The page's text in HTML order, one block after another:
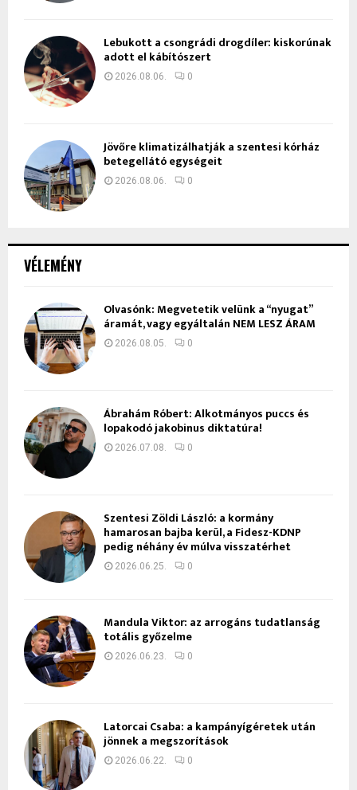
VÉLEMÉNY
Olvasónk: Megvetetik velünk a “nyugat”
áramát, vagy egyáltalán NEM LESZ ÁRAM
2026.08.05. 0
Ábrahám Róbert: Alkotmányos puccs és
lopakodó jakobinus diktatúra!
2026.07.08. 0
Szentesi Zöldi László: a kormány
hamarosan bajba kerül, a Fidesz-KDNP
pedig néhány év múlva visszatérhet
2026.06.25. 0
Mandula Viktor: az arrogáns tudatlanság
totális győzelme
2026.06.23. 0
Latorcai Csaba: a kampányígéretek után
jönnek a megszorítások
2026.06.22. 0
Lebukott a csongrádi drogdíler: kiskorúnak
adott el kábítószert
2026.08.06. 0
Jövőre klimatizálhatják a szentesi kórház
betegellátó egységeit
2026.08.06. 0